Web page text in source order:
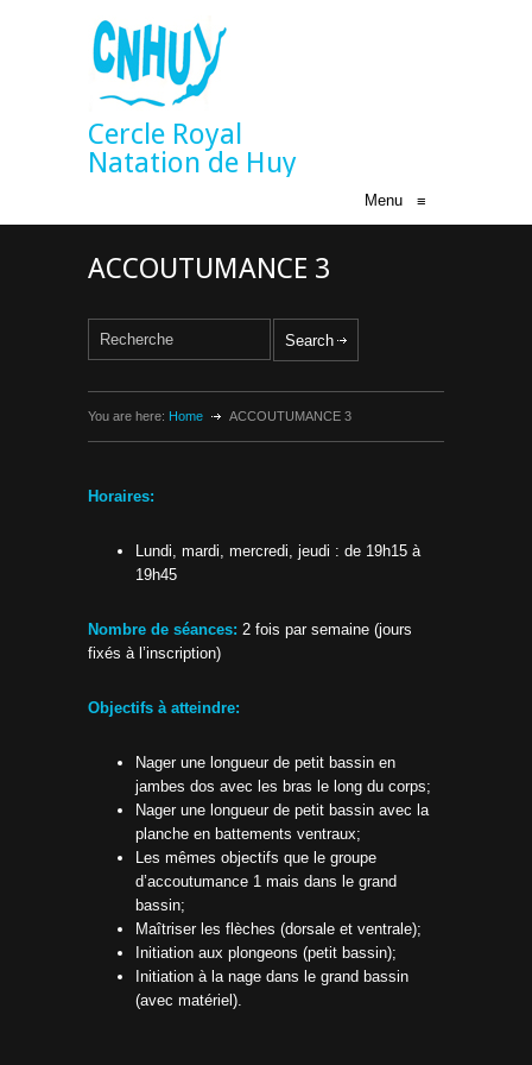
Cercle Royal
Natation de Huy
Menu ≡
ACCOUTUMANCE 3
You are here: Home ACCOUTUMANCE 3
Horaires:
Lundi, mardi, mercredi, jeudi : de 19h15 à
19h45
Nombre de séances: 2 fois par semaine (jours
fixés à l’inscription)
Objectifs à atteindre:
Nager une longueur de petit bassin en
jambes dos avec les bras le long du corps;
Nager une longueur de petit bassin avec la
planche en battements ventraux;
Les mêmes objectifs que le groupe
d’accoutumance 1 mais dans le grand
bassin;
Maîtriser les flèches (dorsale et ventrale);
Initiation aux plongeons (petit bassin);
Initiation à la nage dans le grand bassin
(avec matériel).